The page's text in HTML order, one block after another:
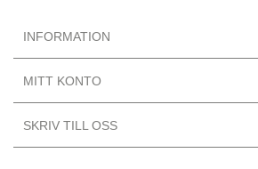
INFORMATION
MITT KONTO
SKRIV TILL OSS